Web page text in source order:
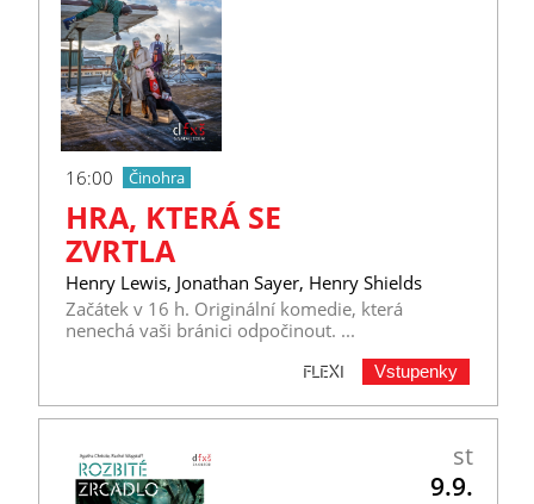
16:00 Činohra
HRA, KTERÁ SE
ZVRTLA
Henry Lewis, Jonathan Sayer, Henry Shields
Začátek v 16 h. Originální komedie, která
nenechá vaši bránici odpočinout. ...
Vstupenky
FLEXI
st
9.9.